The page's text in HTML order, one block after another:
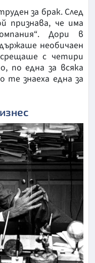
за брак. След
признава, че има
Дори в
необичаен
с четири
по една за всяка
те знаеха една за